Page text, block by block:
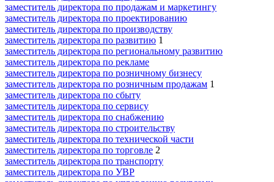
заместитель директора по продажам и маркетингу
заместитель директора по проектированию
заместитель директора по производству
заместитель директора по развитию 1
заместитель директора по региональному развитию
заместитель директора по рекламе
заместитель директора по розничному бизнесу
заместитель директора по розничным продажам 1
заместитель директора по сбыту
заместитель директора по сервису
заместитель директора по снабжению
заместитель директора по строительству
заместитель директора по технической части
заместитель директора по торговле 2
заместитель директора по транспорту
заместитель директора по УВР